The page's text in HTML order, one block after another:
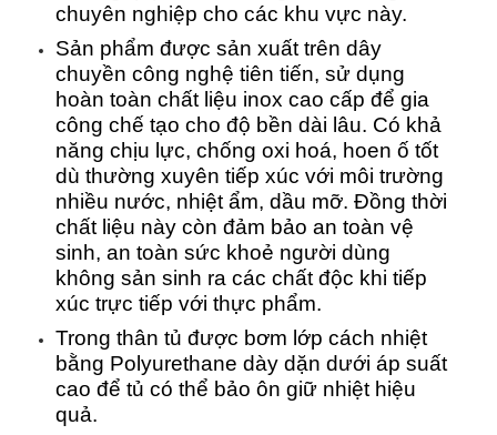
chuyên nghiệp cho các khu vực này.
Sản phẩm được sản xuất trên dây
chuyền công nghệ tiên tiến, sử dụng
hoàn toàn chất liệu inox cao cấp để gia
công chế tạo cho độ bền dài lâu. Có khả
năng chịu lực, chống oxi hoá, hoen ố tốt
dù thường xuyên tiếp xúc với môi trường
nhiều nước, nhiệt ẩm, dầu mỡ. Đồng thời
chất liệu này còn đảm bảo an toàn vệ
sinh, an toàn sức khoẻ người dùng
không sản sinh ra các chất độc khi tiếp
xúc trực tiếp với thực phẩm.
Trong thân tủ được bơm lớp cách nhiệt
bằng Polyurethane dày dặn dưới áp suất
cao để tủ có thể bảo ôn giữ nhiệt hiệu
quả.